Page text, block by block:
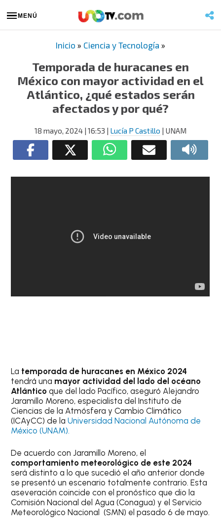
MENÚ
Inicio » Ciencia y Tecnología »
Temporada de huracanes en
México con mayor actividad en el
Atlántico, ¿qué estados serán
afectados y por qué?
18 mayo, 2024 | 16:53 | Lucía P Castillo | UNAM
La temporada de huracanes en México 2024
tendrá una mayor actividad del lado del océano
Atlántico que del lado Pacífico, aseguró Alejandro
Jaramillo Moreno, especialista del Instituto de
Ciencias de la Atmósfera y Cambio Climático
(ICAyCC) de laUniversidad Nacional Autónoma de
México (UNAM).
De acuerdo con Jaramillo Moreno, el
comportamiento meteorológico de este 2024
será distinto a lo que sucedió el año anterior donde
se presentó un escenario totalmente contrario. Esta
aseveración coincide con el pronóstico que dio la
Comisión Nacional del Agua (Conagua) y el Servicio
Meteorológico Nacional (SMN) el pasado 6 de mayo.